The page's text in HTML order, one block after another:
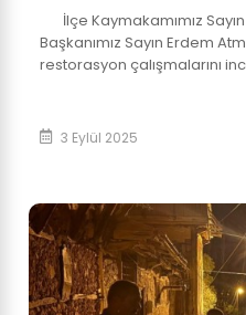
İlçe Kaymakamımız
Başkanımız Sayın Erdem
restorasyon çalışmalarını
3 Eylül 2025